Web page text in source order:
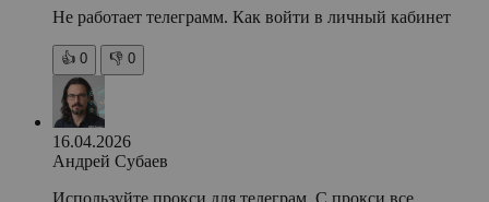
Не работает телеграмм. Как войти в личный кабинет
👍 0 👎 0
16.04.2026
Андрей Субаев